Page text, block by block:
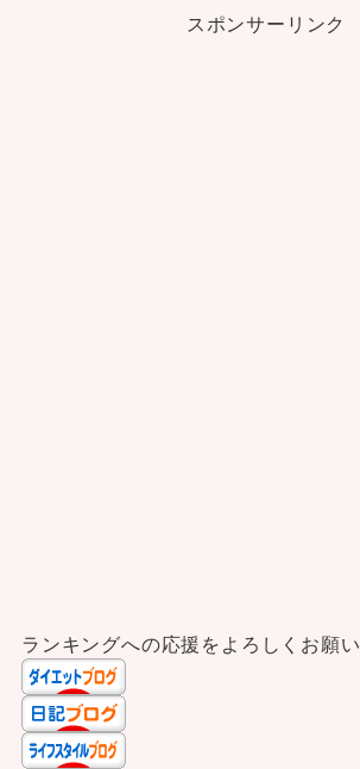
スポンサーリンク
ランキングへの応援をよろしくお願